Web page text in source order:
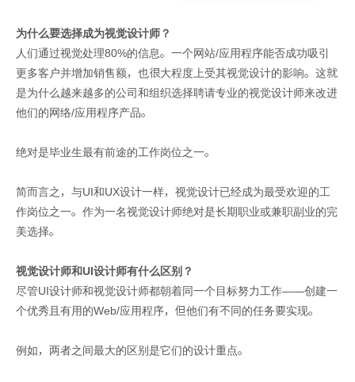
为什么要选择成为视觉设计师？
人们通过视觉处理80%的信息。一个网站/应用程序能否成功吸引
更多客户并增加销售额，也很大程度上受其视觉设计的影响。这就
是为什么越来越多的公司和组织选择聘请专业的视觉设计师来改进
他们的网络/应用程序产品。
绝对是毕业生最有前途的工作岗位之一。
简而言之，与UI和UX设计一样，视觉设计已经成为最受欢迎的工
作岗位之一。作为一名视觉设计师绝对是长期职业或兼职副业的完
美选择。
视觉设计师和UI设计师有什么区别？
尽管UI设计师和视觉设计师都朝着同一个目标努力工作——创建一
个优秀且有用的Web/应用程序，但他们有不同的任务要实现。
例如，两者之间最大的区别是它们的设计重点。